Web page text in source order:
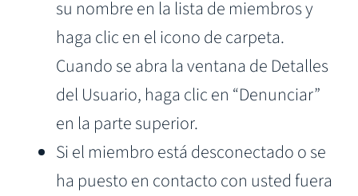
su nombre en la lista de miembros y
haga clic en el icono de carpeta.
Cuando se abra la ventana de Detalles
del Usuario, haga clic en “Denunciar”
en la parte superior.
Si el miembro está desconectado o se
ha puesto en contacto con usted fuera